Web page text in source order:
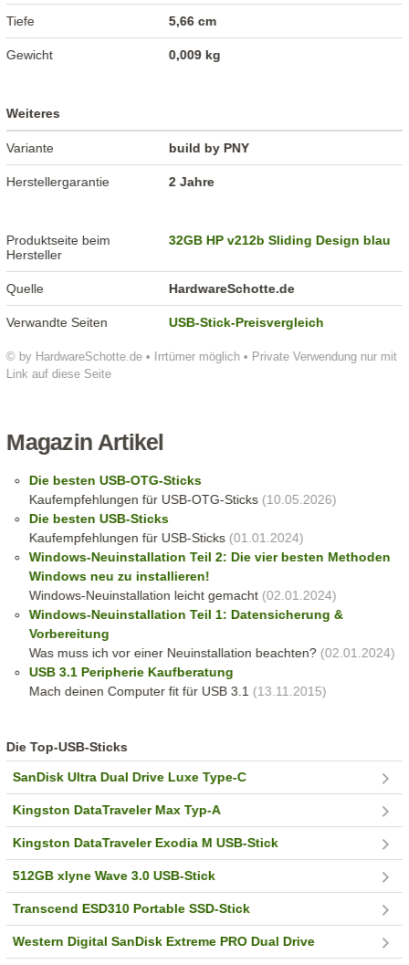
© by HardwareSchotte.de • Irrtümer möglich • Private Verwendung nur mit
Link auf diese Seite
Tiefe 5,66 cm
Gewicht 0,009 kg
Weiteres
Variante build by PNY
Herstellergarantie 2 Jahre
Produktseite beim
Hersteller
32GB HP v212b Sliding Design blau
Quelle HardwareSchotte.de
Verwandte Seiten USB-Stick-Preisvergleich
Magazin Artikel
Die besten USB-OTG-Sticks
Kaufempfehlungen für USB-OTG-Sticks(10.05.2026)
Die besten USB-Sticks
Kaufempfehlungen für USB-Sticks(01.01.2024)
Windows-Neuinstallation Teil 2: Die vier besten Methoden
Windows neu zu installieren!
Windows-Neuinstallation leicht gemacht(02.01.2024)
Windows-Neuinstallation Teil 1: Datensicherung &
Vorbereitung
Was muss ich vor einer Neuinstallation beachten?(02.01.2024)
USB 3.1 Peripherie Kaufberatung
Mach deinen Computer fit für USB 3.1 (13.11.2015)
Die Top-USB-Sticks
SanDisk Ultra Dual Drive Luxe Type-C
Kingston DataTraveler Max Typ-A
Kingston DataTraveler Exodia M USB-Stick
512GB xlyne Wave 3.0 USB-Stick
Transcend ESD310 Portable SSD-Stick
Western Digital SanDisk Extreme PRO Dual Drive